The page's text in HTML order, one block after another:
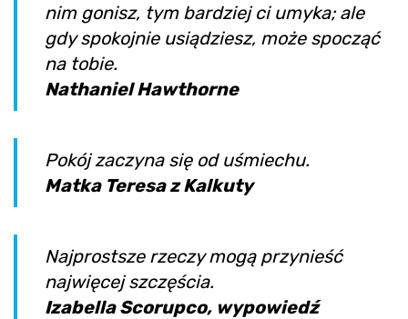
nim gonisz, tym bardziej ci umyka; ale
gdy spokojnie usiądziesz, może spocząć
na tobie.
Nathaniel Hawthorne
Pokój zaczyna się od uśmiechu.
Matka Teresa z Kalkuty
Najprostsze rzeczy mogą przynieść
najwięcej szczęścia.
Izabella Scorupco, wypowiedź